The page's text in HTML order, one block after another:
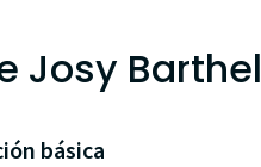
Josy Barthel
básica